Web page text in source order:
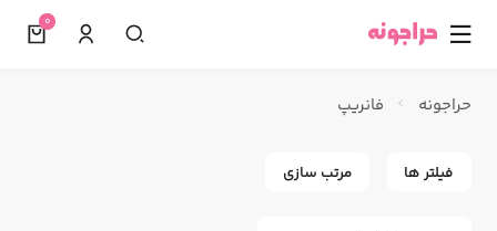
☰
0
حراجونه فانریپ
فیلتر ها مرتب سازی